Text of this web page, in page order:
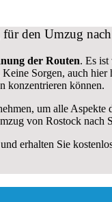
den Umzug
der Routen. Es
Sorgen, auch
konzentrieren können.
um alle Aspekte
von Rostock
erhalten Sie